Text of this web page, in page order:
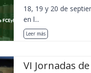
18, 19 y 20 de
en l...
Leer más
VI Jornadas de